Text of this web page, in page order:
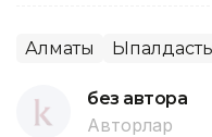
Алматы
без автора
Авторлар